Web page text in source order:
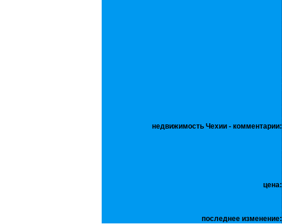
недвижимость Чехии - комментарии:
цена:
последнее изменение: